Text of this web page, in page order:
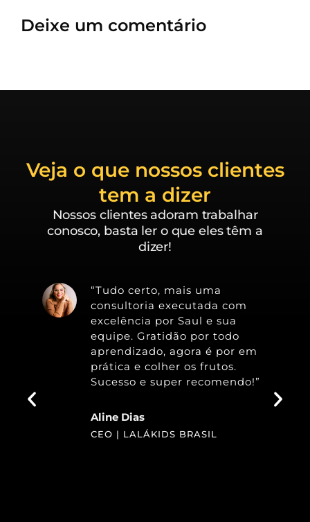
Deixe um comentário
Veja o que nossos clientes
tem a dizer
Nossos clientes adoram trabalhar
conosco, basta ler o que eles têm a
dizer!
“Tudo certo, mais uma
consultoria executada com
excelência por Saul e sua
equipe. Gratidão por todo
aprendizado, agora é por em
prática e colher os frutos.
Sucesso e super recomendo!”
Aline Dias
CEO | LALÁKIDS BRASIL